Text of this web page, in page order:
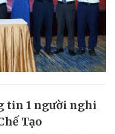
tin 1 người nghi
Tạo